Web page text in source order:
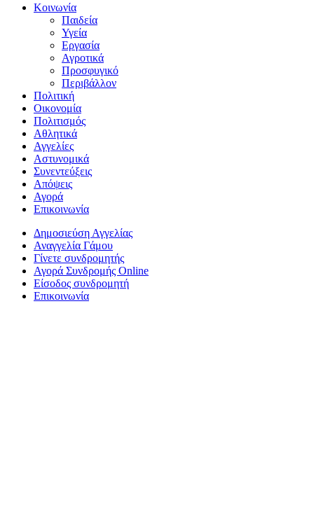
Κοινωνία
Παιδεία
Υγεία
Εργασία
Αγροτικά
Προσφυγικό
Περιβάλλον
Πολιτική
Οικονομία
Πολιτισμός
Αθλητικά
Αγγελίες
Αστυνομικά
Συνεντεύξεις
Απόψεις
Αγορά
Επικοινωνία
Δημοσιεύση Αγγελίας
Αναγγελία Γάμου
Γίνετε συνδρομητής
Αγορά Συνδρομής Online
Είσοδος συνδρομητή
Επικοινωνία